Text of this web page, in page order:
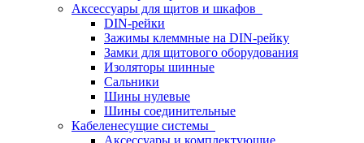
Аксессуары для щитов и шкафов
DIN-рейки
Зажимы клеммные на DIN-рейку
Замки для щитового оборудования
Изоляторы шинные
Сальники
Шины нулевые
Шины соединительные
Кабеленесущие системы
Аксессуары и комплектующие